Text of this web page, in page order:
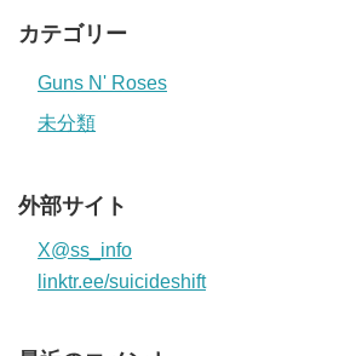
カテゴリー
Guns N' Roses
未分類
外部サイト
X@ss_info
linktr.ee/suicideshift